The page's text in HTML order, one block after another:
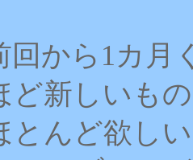
から1カ月
ど新しいも
とんど欲し